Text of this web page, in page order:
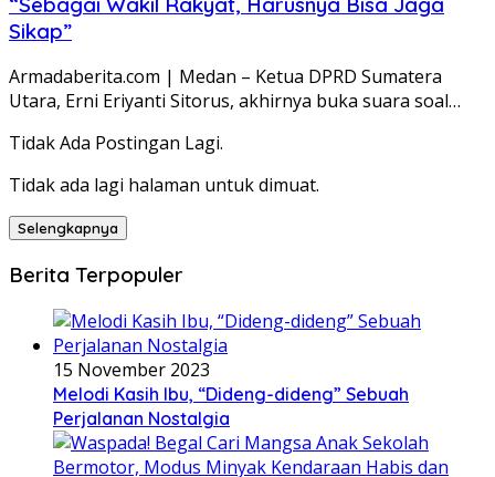
Sikap”
Armadaberita.com | Medan – Ketua DPRD Sumatera
Utara, Erni Eriyanti Sitorus, akhirnya buka suara soal…
Tidak Ada Postingan Lagi.
Tidak ada lagi halaman untuk dimuat.
Selengkapnya
Berita Terpopuler
15 November 2023
Melodi Kasih Ibu, “Dideng-dideng” Sebuah
Perjalanan Nostalgia